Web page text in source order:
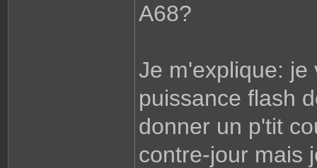
A68?
Je m'explique: je
puissance flash
donner un p'tit
contre-jour mais